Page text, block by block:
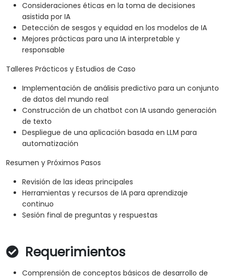
Consideraciones éticas en la toma de decisiones
asistida por IA
Detección de sesgos y equidad en los modelos de IA
Mejores prácticas para una IA interpretable y
responsable
Talleres Prácticos y Estudios de Caso
Implementación de análisis predictivo para un conjunto
de datos del mundo real
Construcción de un chatbot con IA usando generación
de texto
Despliegue de una aplicación basada en LLM para
automatización
Resumen y Próximos Pasos
Revisión de las ideas principales
Herramientas y recursos de IA para aprendizaje
continuo
Sesión final de preguntas y respuestas
Requerimientos
Comprensión de conceptos básicos de desarrollo de